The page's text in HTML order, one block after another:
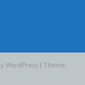
WordPress | Theme: